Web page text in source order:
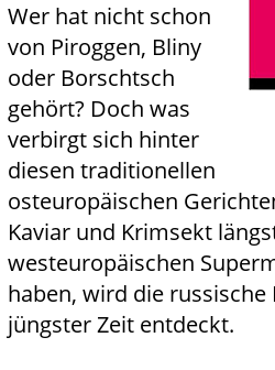
Wer hat nicht schon
von Piroggen, Bliny
oder Borschtsch
gehört? Doch was
verbirgt sich hinter
diesen traditionellen
osteuropäischen
Kaviar und Krimsekt
westeuropäischen
haben, wird die russische
jüngster Zeit entdeckt.